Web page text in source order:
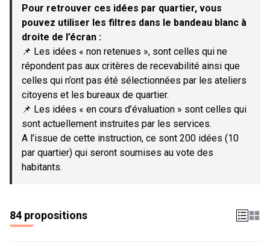
Pour retrouver ces idées par quartier, vous
pouvez utiliser les filtres dans le bandeau blanc à
droite de l’écran :
📌 Les idées « non retenues », sont celles qui ne
répondent pas aux critères de recevabilité ainsi que
celles qui n’ont pas été sélectionnées par les ateliers
citoyens et les bureaux de quartier.
📌 Les idées « en cours d’évaluation » sont celles qui
sont actuellement instruites par les services.
A l’issue de cette instruction, ce sont 200 idées (10
par quartier) qui seront soumises au vote des
habitants.
84 propositions